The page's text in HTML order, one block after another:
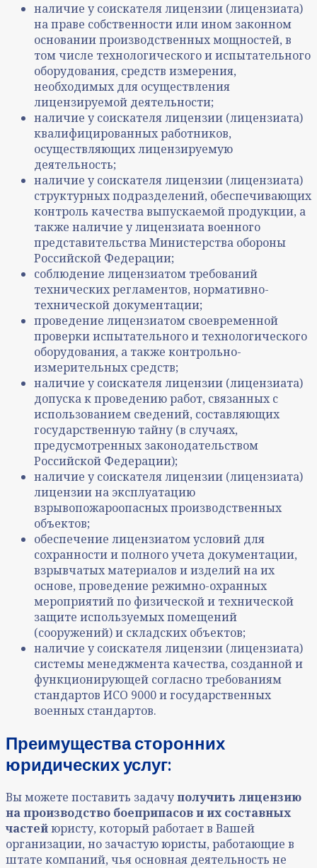
наличие у соискателя лицензии (лицензиата)
на праве собственности или ином законном
основании производственных мощностей, в
том числе технологического и испытательного
оборудования, средств измерения,
необходимых для осуществления
лицензируемой деятельности;
наличие у соискателя лицензии (лицензиата)
квалифицированных работников,
осуществляющих лицензируемую
деятельность;
наличие у соискателя лицензии (лицензиата)
структурных подразделений, обеспечивающих
контроль качества выпускаемой продукции, а
также наличие у лицензиата военного
представительства Министерства обороны
Российской Федерации;
соблюдение лицензиатом требований
технических регламентов, нормативно-
технической документации;
проведение лицензиатом своевременной
проверки испытательного и технологического
оборудования, а также контрольно-
измерительных средств;
наличие у соискателя лицензии (лицензиата)
допуска к проведению работ, связанных с
использованием сведений, составляющих
государственную тайну (в случаях,
предусмотренных законодательством
Российской Федерации);
наличие у соискателя лицензии (лицензиата)
лицензии на эксплуатацию
взрывопожароопасных производственных
объектов;
обеспечение лицензиатом условий для
сохранности и полного учета документации,
взрывчатых материалов и изделий на их
основе, проведение режимно-охранных
мероприятий по физической и технической
защите используемых помещений
(сооружений) и складских объектов;
наличие у соискателя лицензии (лицензиата)
системы менеджмента качества, созданной и
функционирующей согласно требованиям
стандартов ИСО 9000 и государственных
военных стандартов.
Преимущества сторонних
юридических услуг:
Вы можете поставить задачуполучить лицензию
на производство боеприпасов и их составных
частейюристу, который работает в Вашей
организации, но зачастую юристы, работающие в
штате компаний, чья основная деятельность не